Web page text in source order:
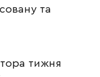
та
тижня